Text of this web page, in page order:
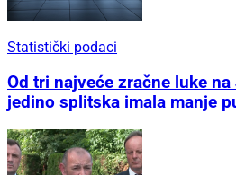
Statistički podaci
Od tri najveće zračne luke
jedino splitska imala manje